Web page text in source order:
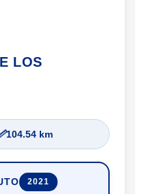
LOS
104.54 km
2021